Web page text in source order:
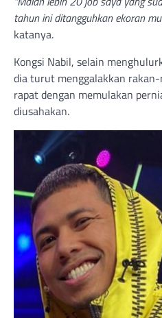
tahun ini ditangguhkan ekoran
katanya.
Kongsi Nabil, selain
dia turut menggalakkan
rapat dengan memulakan
diusahakan.